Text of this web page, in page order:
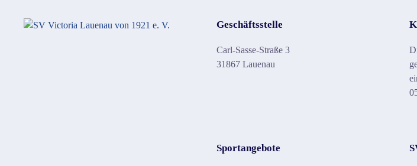
Geschäftsstelle
Carl-Sasse-Straße 3
31867 Lauenau
Sportangebote